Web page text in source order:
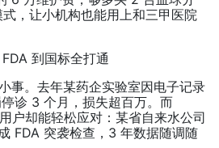
，让小机构也能用上和三甲医院
到国标全打通
事。去年某药企实验室因电子记录
诊 3 个月，损失超百万。而
户却能轻松应对：某省自来水公司
FDA 突袭检查，3 年数据随调随